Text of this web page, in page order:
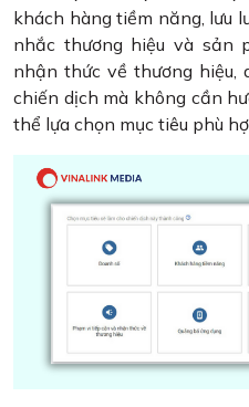
khách hàng tiềm năng, lưu
nhắc thương hiệu và sản
nhận thức về thương hiệu,
chiến dịch mà không cần
thể lựa chọn mục tiêu phù